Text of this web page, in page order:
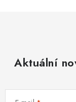
Aktuální